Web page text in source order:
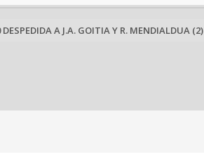
A J.A. GOITIA Y R. MENDIALDUA (2)